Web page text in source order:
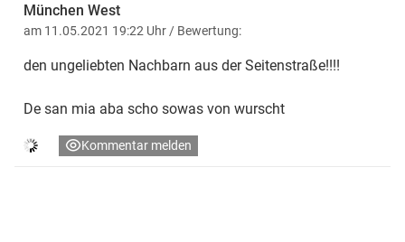
München West
am 11.05.2021 19:22 Uhr / Bewertung:
den ungeliebten Nachbarn aus der Seitenstraße!!!!
De san mia aba scho sowas von wurscht
Kommentar melden